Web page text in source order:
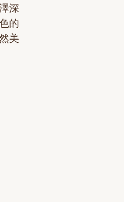
深
的
美